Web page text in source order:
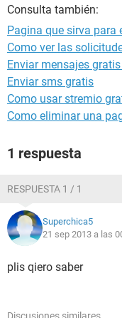
Consulta también:
Pagina que sirva para
Como ver las
Enviar mensajes
Enviar sms gratis
Como usar stremio
Como eliminar una
1 respuesta
RESPUESTA 1 / 1
Superchica5
21 sep 2013 a las
plis qiero saber